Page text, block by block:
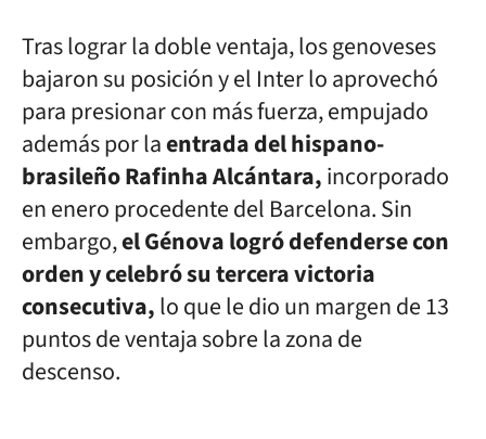
Tras lograr la doble ventaja, los genoveses
bajaron su posición y el Inter lo aprovechó
para presionar con más fuerza, empujado
además por laentrada del hispano-
brasileño Rafinha Alcántara,incorporado
en enero procedente del Barcelona. Sin
embargo,el Génova logró defenderse con
orden y celebró su tercera victoria
consecutiva,lo que le dio un margen de 13
puntos de ventaja sobre la zona de
descenso.